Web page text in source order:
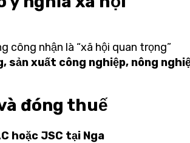
công nhận là “xã hội quan trọng”
sản xuất công nghiệp, nông
đóng thuế
hoặc JSC tại Nga